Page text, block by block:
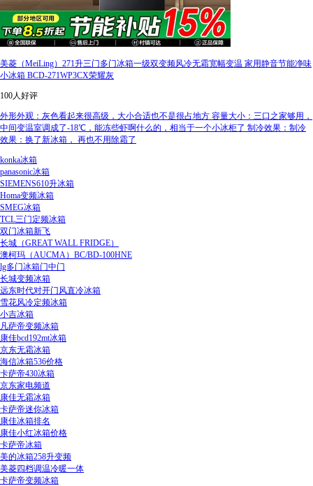
美菱（MeiLing）271升三门多门冰箱一级双变频风冷无霜宽幅变温 家用静音节能净味
小冰箱 BCD-271WP3CX荣耀灰
100人好评
外形外观：灰色看起来很高级，大小合适也不是很占地方 容量大小：三口之家够用，
中间变温室调成了-18℃，能冻些虾啊什么的，相当于一个小冰柜了 制冷效果：制冷
效果：换了新冰箱， 再也不用除霜了
konka冰箱
panasonic冰箱
SIEMENS610升冰箱
Homa变频冰箱
SMEG冰箱
TCL三门定频冰箱
双门冰箱新飞
长城（GREAT WALL FRIDGE）
澳柯玛（AUCMA）BC/BD-100HNE
lg多门冰箱门中门
长城变频冰箱
远东时代对开门风直冷冰箱
雪花风冷定频冰箱
小吉冰箱
凡萨帝变频冰箱
康佳bcd192mt冰箱
京东无霜冰箱
海信冰箱536价格
卡萨帝430冰箱
京东家电频道
康佳无霜冰箱
卡萨帝迷你冰箱
康佳冰箱排名
康佳小红冰箱价格
卡萨帝冰箱
美的冰箱258升变频
美菱四档调温冷暖一体
卡萨帝变频冰箱